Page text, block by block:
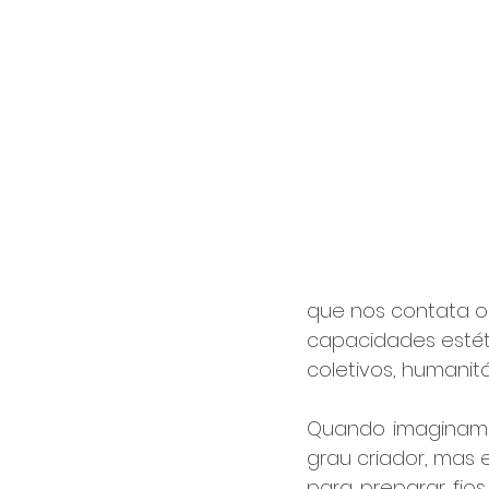
que nos contata
capacidades
coletivos,
Quando
grau criador,